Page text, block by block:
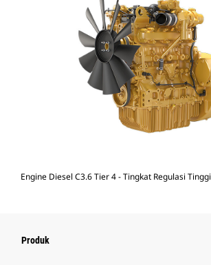
Engine Diesel C3.6 Tier 4 - Tingkat Regulasi Tinggi
Produk